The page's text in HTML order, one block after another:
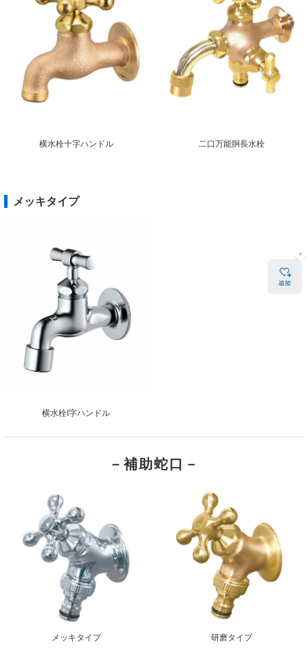
横水栓十字ハンドル 二口万能胴長水栓
メッキタイプ
横水栓I字ハンドル
－補助蛇口－
メッキタイプ 研磨タイプ